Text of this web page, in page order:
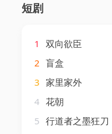
短剧
1
双向欲臣
2 盲盒
3 家里家外
4 花朝
5 行道者之墨狂刀